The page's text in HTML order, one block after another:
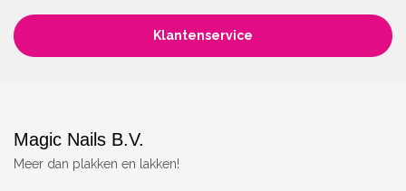
Klantenservice
Magic Nails B.V.
Meer dan plakken en lakken!